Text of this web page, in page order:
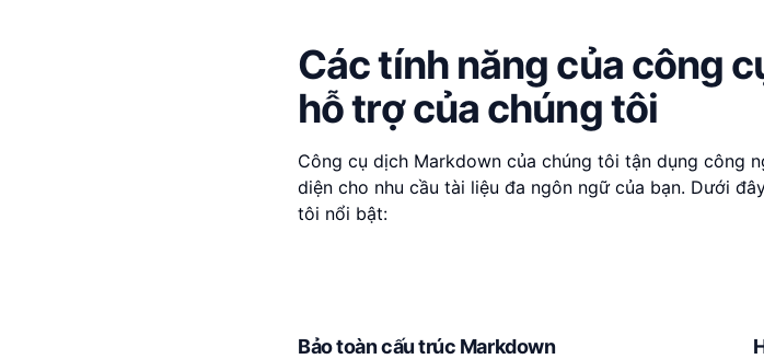
Các tính năng của công
hỗ trợ của chúng tôi
Công cụ dịch Markdown của chúng tôi tận dụng công
diện cho nhu cầu tài liệu đa ngôn ngữ của bạn. Dưới
tôi nổi bật:
Bảo toàn cấu trúc Markdown